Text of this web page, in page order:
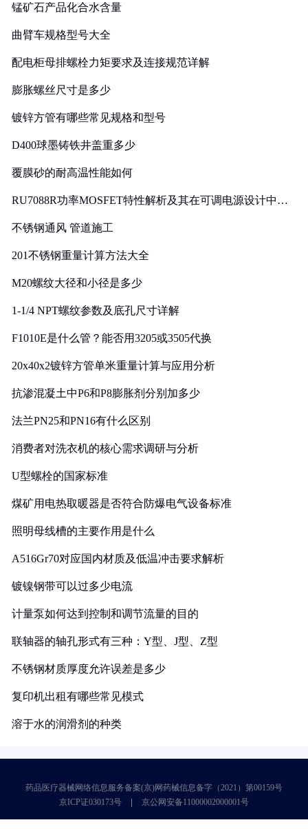
锰矿石产品化合水含量
曲臂车规格型号大全
配电柜母排螺栓力矩要求及连接规范详解
膨胀螺丝尺寸是多少
镀锌方管有哪些常见规格和型号
D400球墨铸铁井盖重多少
覆膜砂的耐高温性能如何
RU7088R功率MOSFET特性解析及其在可调电源设计中的
不锈钢通风 管道施工
201不锈钢重量计算方法大全
M20螺纹大径和小径是多少
1-1/4 NPT螺纹参数及底孔尺寸详解
F1010E是什么管？能否用3205或3505代换
20x40x2镀锌方管单米重量计算与应用分析
抗渗混凝土中P6和P8膨胀剂分别加多少
法兰PN25和PN16有什么区别
消费者对洗衣机的核心需求调研与分析
U型螺栓的国家标准
煤矿用电热取暖器是否符合防爆电气设备标准
照明母线槽的主要作用是什么
A516Gr70对应国内材质及低温冲击要求解析
镀镍钢带可以过多少电流
计量泵如何达到控制和调节流量的目的
联轴器的轴孔形式有三种：Y型、J型、Z型
不锈钢材质厚度允许误差是多少
复印机出租有哪些常见模式
溶于水的润滑剂的种类
药品医疗器械网络信息服务备案(京)网药械信息备字（2021）第00159号
京ICP证030173号
京公网安备11000002000001号